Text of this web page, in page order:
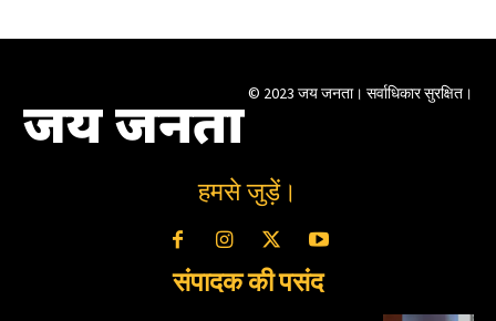
जय जनता © 2023 जय जनता। सर्वाधिकार सुरक्षित।
हमसे जुड़ें।
संपादक की पसंद